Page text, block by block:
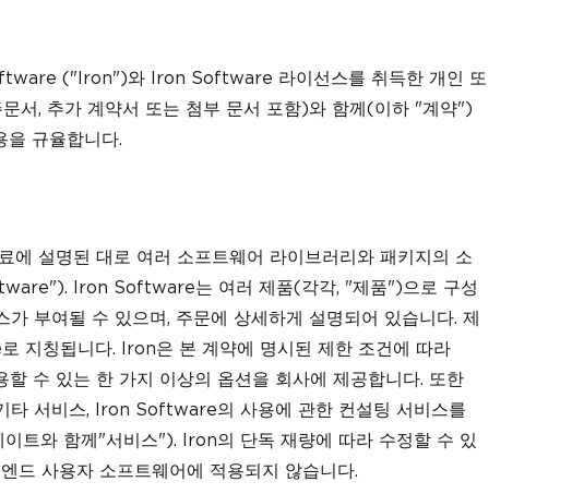
("Iron")와 Iron Software 라이선스를 취득한 개인 또
서, 추가 계약서 또는 첨부 문서 포함)와 함께(이하 "계약")
규율합니다.
설명된 대로 여러 소프트웨어 라이브러리와 패키지의 소
Iron Software는 여러 제품(각각, "제품")으로 구성
부여될 수 있으며, 주문에 상세하게 설명되어 있습니다. 제
칭됩니다. Iron은 본 계약에 명시된 제한 조건에 따라
수 있는 한 가지 이상의 옵션을 회사에 제공합니다. 또한
타 서비스, Iron Software의 사용에 관한 컨설팅 서비스를
트와 함께"서비스"). Iron의 단독 재량에 따라 수정할 수 있
드 사용자 소프트웨어에 적용되지 않습니다.